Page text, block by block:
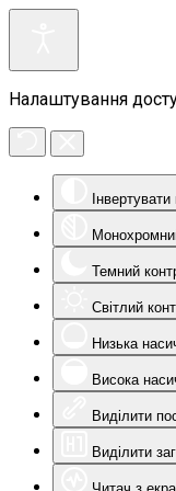
Налаштування
Темний
Світлий
Низька
Висока
Виділити
Виділити